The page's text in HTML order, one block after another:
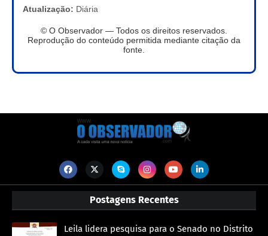
Atualização: Diária
© O Observador — Todos os direitos reservados.
Reprodução do conteúdo permitida mediante citação da
fonte.
Postagens Recentes
Leila lidera pesquisa para o Senado no Distrito